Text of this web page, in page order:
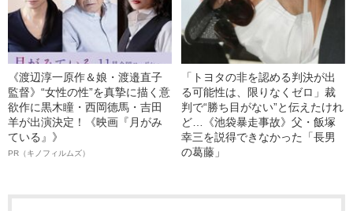
《渡辺淳一原作＆娘・渡邉直子
監督》“女性の性”を真摯に描く意
欲作に黒木瞳・西岡德馬・吉田
羊が出演決定！《映画『月がみ
ている』》
PR（キノフィルムズ）
「トヨタの非を認める判決が出
る可能性は、限りなくゼロ」裁
判で“勝ち目がない”と伝えたけれ
ど…《池袋暴走事故》父・飯塚
幸三を説得できなかった「長男
の葛藤」